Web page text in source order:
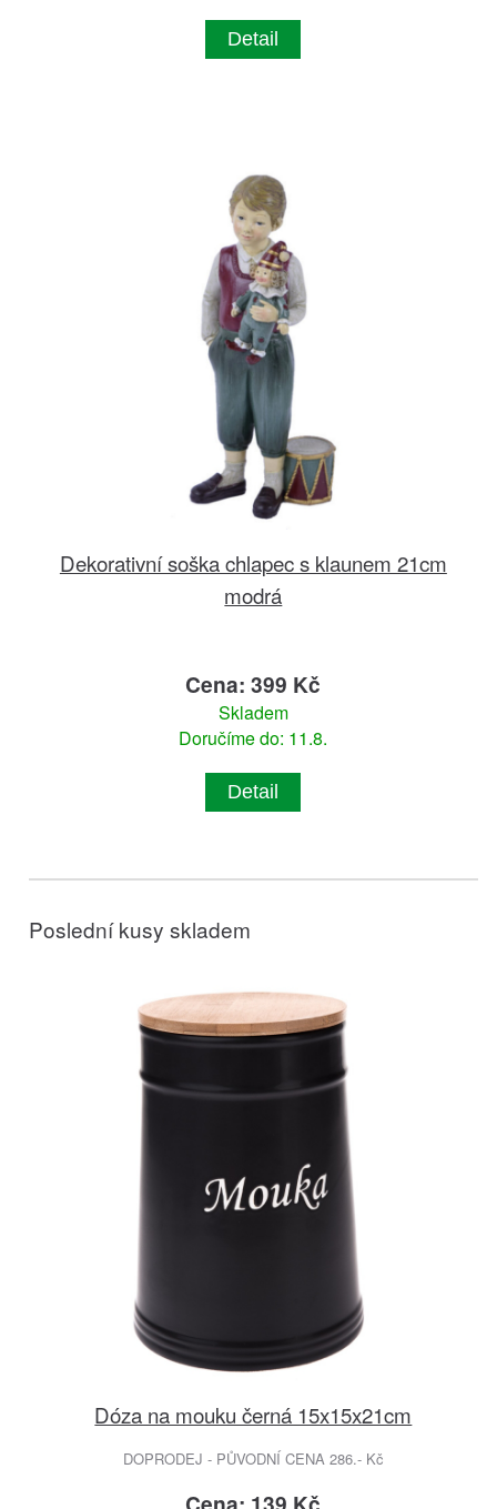
Detail
Dekorativní soška chlapec s klaunem 21cm
modrá
Cena: 399 Kč
Skladem
Doručíme do: 11.8.
Detail
Poslední kusy skladem
Dóza na mouku černá 15x15x21cm
DOPRODEJ - PŮVODNÍ CENA 286.- Kč